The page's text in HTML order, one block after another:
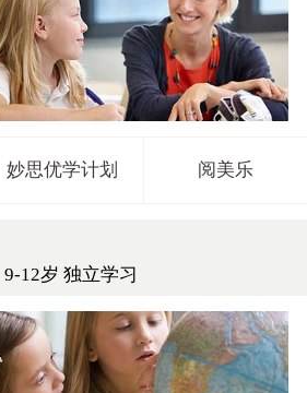
妙思优学计划 阅美乐
9-12岁 独立学习